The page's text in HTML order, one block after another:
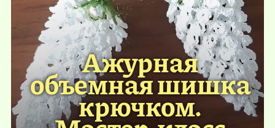
Ажурная
объемная шишка
крючком.